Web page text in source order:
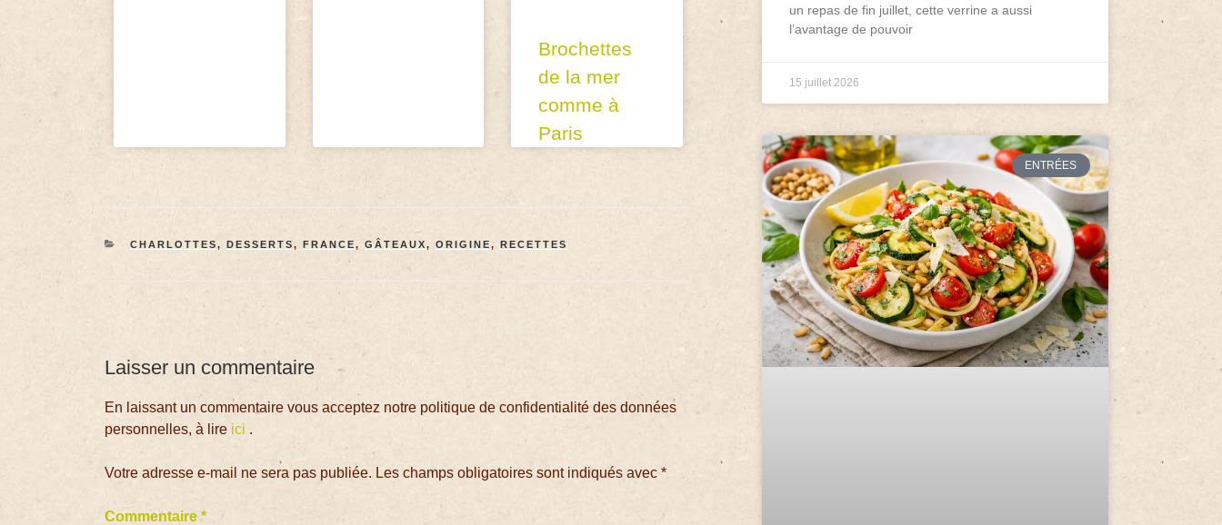
Brochettes
de la mer
comme à
Paris
CHARLOTTES, DESSERTS, FRANCE, GÂTEAUX, ORIGINE, RECETTES
Laisser un commentaire
En laissant un commentaire vous acceptez notre politique de confidentialité des données
personnelles, à lire ici .
Votre adresse e-mail ne sera pas publiée. Les champs obligatoires sont indiqués avec*
Commentaire*
un repas de fin juillet, cette verrine a aussi
l’avantage de pouvoir
15 juillet 2026
ENTRÉES